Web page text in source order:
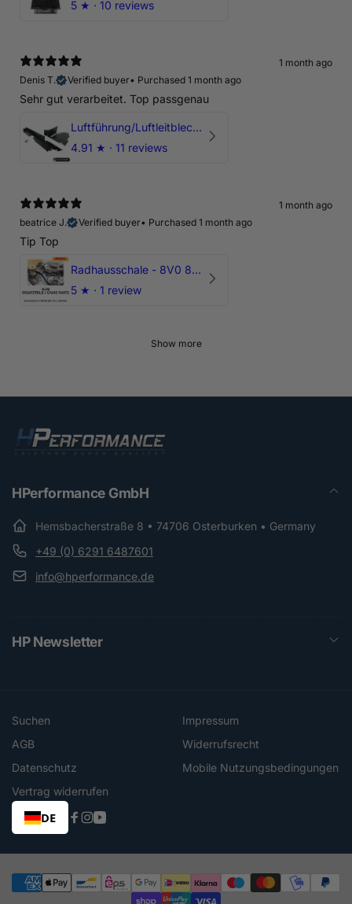
5 ★ · 10 reviews
1 month ago
Denis T.
Verified buyer• Purchased 1 month ago
Sehr gut verarbeitet. Top passgenau
Luftführung/Luftleitblech 5" 125mm offene Ansaugung HPerformance
4.91 ★ · 11 reviews
1 month ago
beatrice J.
Verified buyer• Purchased 1 month ago
Tip Top
Radhausschale - 8V0 821 191 C - Original Ersatzteil für Audi RS3 Sportback
5 ★ · 1 review
Show more
HPerformance GmbH
Hemsbacherstraße 8 • 74706 Osterburken • Germany
+49 (0) 6291 6487601
info@hperformance.de
HP Newsletter
Suchen
Impressum
AGB
Widerrufsrecht
Datenschutz
Mobile Nutzungsbedingungen
Vertrag widerrufen
DE
Facebook
Instagram
YouTube
Zahlungsmethoden